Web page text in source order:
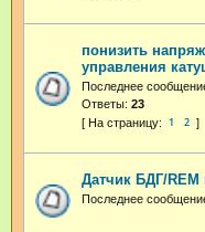
понизить
управления
Последнее
Ответы: 23
1 2
Датчик БДГ/REM
Последнее